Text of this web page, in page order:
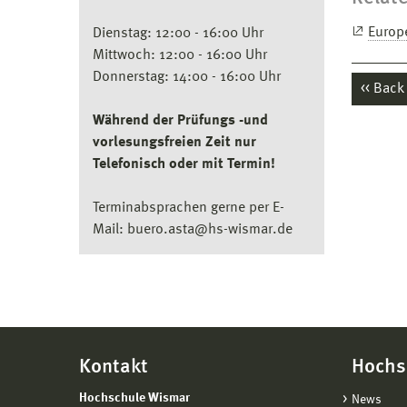
Dienstag: 12:00 - 16:00 Uhr
Mittwoch: 12:00 - 16:00 Uhr
Donnerstag: 14:00 - 16:00 Uhr
Während der Prüfungs -und
vorlesungsfreien Zeit nur
Telefonisch oder mit Termin!
Terminabsprachen gerne per E-
Mail: buero.asta@hs-wismar.de
Back
Kontakt
Hochschule Wismar News